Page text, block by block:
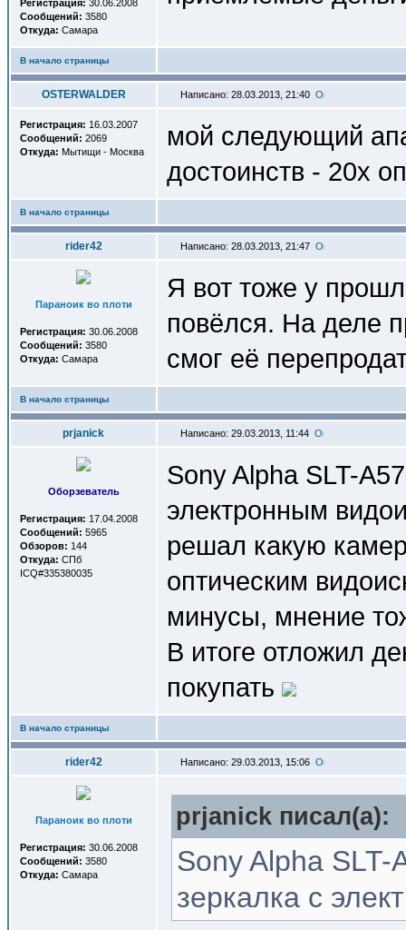
Регистрация: 30.06.2008
Сообщений: 3580
Откуда: Самара
В начало страницы
OSTERWALDER Написано: 28.03.2013, 21:40
Регистрация: 16.03.2007
Сообщений: 2069
Откуда: Мытищи - Москва
мой следующий
достоинств - 20х
В начало страницы
rider42 Написано: 28.03.2013, 21:47
Параноик во плоти
Регистрация: 30.06.2008
Сообщений: 3580
Откуда: Самара
Я вот тоже у
повёлся. На деле
смог её
В начало страницы
prjanick Написано: 29.03.2013, 11:44
Оборзеватель
Регистрация: 17.04.2008
Сообщений: 5965
Обзоров: 144
Откуда: СПб
ICQ#335380035
Sony Alpha SLT-
электронным
решал какую
оптическим
минусы, мнение
В итоге отложил
покупать
В начало страницы
rider42 Написано: 29.03.2013, 15:06
Параноик во плоти
Регистрация: 30.06.2008
Сообщений: 3580
Откуда: Самара
prjanick писал(a):
Sony Alpha
зеркалка с